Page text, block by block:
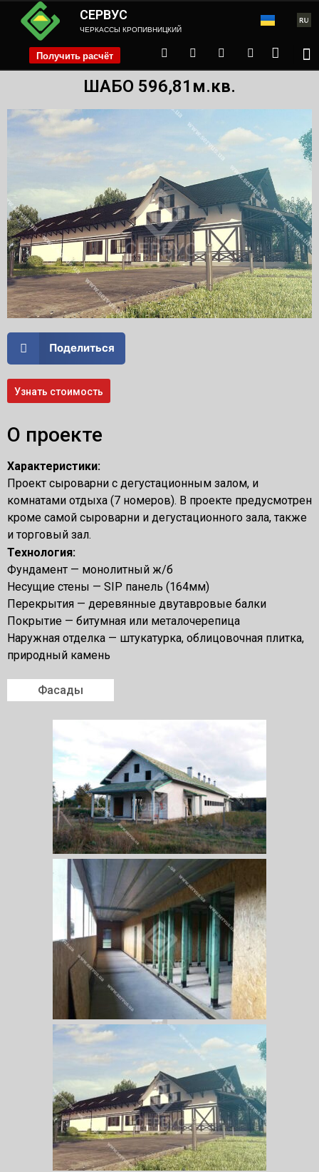
СЕРВУС
ЧЕРКАССЫ КРОПИВНИЦКИЙ
Получить расчёт phone
ШАБО 596,81м.кв.
Поделиться
Узнать стоимость
О проекте
Характеристики:
Проект сыроварни с дегустационным залом, и
комнатами отдыха (7 номеров). В проекте предусмотрен
кроме самой сыроварни и дегустационного зала, также
и торговый зал.
Технология:
Фундамент — монолитный ж/б
Несущие стены — SIP панель (164мм)
Перекрытия — деревянные двутавровые балки
Покрытие — битумная или металочерепица
Наружная отделка — штукатурка, облицовочная плитка,
природный камень
Фасады